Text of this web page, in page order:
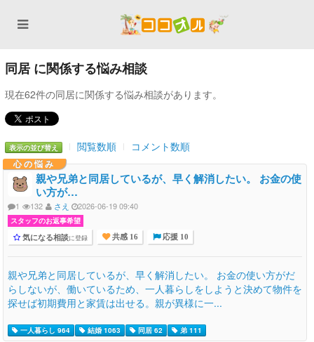
同居 に関係する悩み相談
現在62件の同居に関係する悩み相談があります。
表示の並び替え 閲覧数順 コメント数順
心の悩み
親や兄弟と同居しているが、早く解消したい。 お金の使
い方が…
1 132 さえ 2026-06-19 09:40
スタッフのお返事希望
気になる相談に登録 共感 16 応援 10
親や兄弟と同居しているが、早く解消したい。 お金の使い方がだ
らしないが、働いているため、一人暮らしをしようと決めて物件を
探せば初期費用と家賃は出せる。親が異様に一...
一人暮らし 964 結婚 1063 同居 62 弟 111